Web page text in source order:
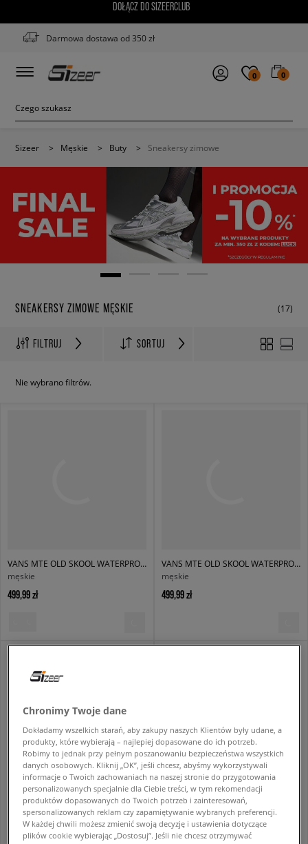
DOŁĄCZ DO SIZEERCLUB
Darmowa dostawa od 350 zł
0 0
Sizeer > Męskie > Buty > Sneakersy zimowe
SNEAKERSY ZIMOWE MĘSKIE (17)
FILTRUJ SORTUJ
Nie wybrano filtrów.
VANS MTE OLD SKOOL WATERPROOF INSULATED
męskie
499,99 zł
VANS MTE OLD SKOOL WATERPROOF INSULATED
męskie
499,99 zł
NIKE LUNAR FORCE 1
męskie
789,99 zł
męskie
679,99 zł
Chronimy Twoje dane
Dokładamy wszelkich starań, aby zakupy naszych Klientów były udane, a
produkty, które wybierają – najlepiej dopasowane do ich potrzeb.
Robimy to jednak przy pełnym poszanowaniu bezpieczeństwa wszystkich
danych osobowych. Kliknij „OK”, jeśli chcesz, abyśmy wykorzystywali
informacje o Twoich zachowaniach na naszej stronie do przygotowania
personalizowanych specjalnie dla Ciebie treści, w tym rekomendacji
produktów dopasowanych do Twoich potrzeb i zainteresowań,
spersonalizowanych reklam czy zapamiętywanie wybranych preferencji.
W każdej chwili możesz zmienić swoją decyzję i ustawienia dotyczące
plików cookie wybierając „Dostosuj”. Jeśli nie chcesz otrzymywać